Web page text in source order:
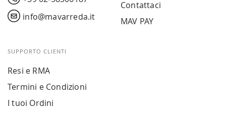
info@mavarreda.it
Contattaci
MAV PAY
SUPPORTO CLIENTI
Resi e RMA
Termini e Condizioni
I tuoi Ordini